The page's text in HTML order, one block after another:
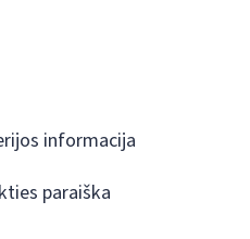
informacija
paraiška